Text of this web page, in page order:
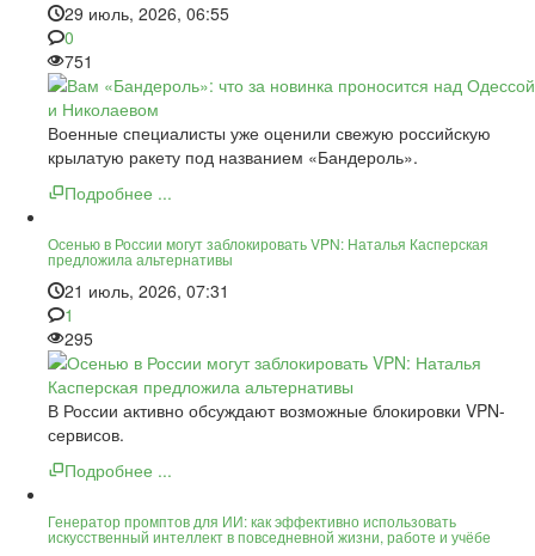
29 июль, 2026, 06:55
0
751
Военные специалисты уже оценили свежую российскую
крылатую ракету под названием «Бандероль».
Подробнее ...
Осенью в России могут заблокировать VPN: Наталья Касперская
предложила альтернативы
21 июль, 2026, 07:31
1
295
В России активно обсуждают возможные блокировки VPN-
сервисов.
Подробнее ...
Генератор промптов для ИИ: как эффективно использовать
искусственный интеллект в повседневной жизни, работе и учёбе